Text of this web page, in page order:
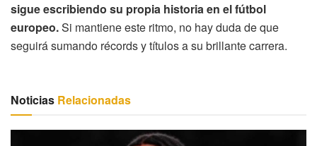
sigue escribiendo su propia historia en el fútbol
europeo.Si mantiene este ritmo, no hay duda de que
seguirá sumando récords y títulos a su brillante carrera.
Noticias Relacionadas